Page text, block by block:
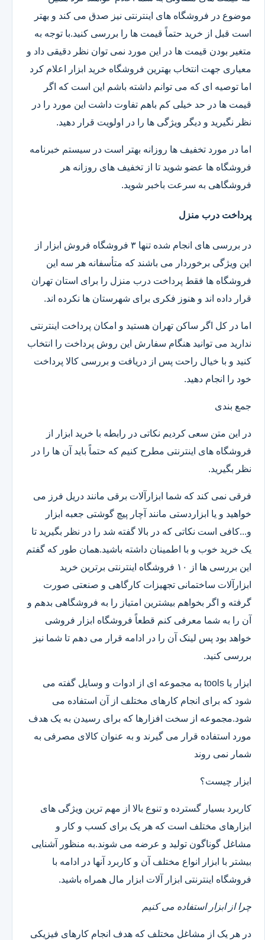
موضوع در فروشگاه های اینترنتی نیز صدق می کند و بهتر
است قبل از خرید حتماً قیمت ها را بررسی کنید.با توجه به
متغیر بودن قیمت ها در این مورد نمی توان نظر دقیقی داد و
معیاری جهت انتخاب بهترین فروشگاه خرید ابزار اعلام کرد
اما توصیه ای که می توانم داشته باشم این است که اگر
قیمت ها در حد خیلی کم باهم تفاوت داشت این مورد را در
نظر نگیرید و دیگر ویژگی ها را در اولویت قرار دهید.
اما در مورد تخفیف ها روزانه بهتر است در سیستم خبرنامه
فروشگاه ها عضو شوید تا از تخفیف های روزانه هر
فروشگاهی به سرعت باخبر شوید.
پرداخت درب منزل
در بررسی های انجام شده تنها ۳ فروشگاه فروش ابزار از
این ویژگی برخوردار می باشند که متأسفانه هر سه این
فروشگاه ها فقط پرداخت درب منزل را برای استان تهران
قرار داده اند و هنوز فکری برای شهرستان ها نکرده اند.
اما در کل اگر ساکن تهران هستید و امکان پرداخت اینترنتی
ندارید می توانید هنگام سفارش این روش پرداخت را انتخاب
کنید و با خیال راحت پس از دریافت و بررسی کالا پرداخت
خود را انجام دهید.
جمع بندی
در این متن سعی کردیم نکاتی در رابطه با خرید ابزار از
فروشگاه های اینترنتی مطرح کنیم که حتماً باید آن ها را در
نظر بگیرید.
فرقی نمی کند که شما ابزارآلات برقی مانند دریل فرز می
خواهید و یا ابزاردستی مانند آچار پیچ گوشتی جعبه ابزار
و...کافی است نکاتی که در بالا گفته شد را در نظر بگیرید تا
یک خرید خوب و با اطمینان داشته باشید.همان طور که گفتم
این بررسی ها از ۱۰ فروشگاه اینترنتی برترین خرید
ابزارآلات ساختمانی تجهیزات کارگاهی و صنعتی صورت
گرفته و اگر بخواهم بیشترین امتیاز را به فروشگاهی بدهم و
آن را به شما معرفی کنم قطعاً فروشگاه ابزار فروشی
خواهد بود پس لینک آن را در ادامه قرار می دهم تا شما نیز
بررسی کنید.
ابزار یا tools به مجموعه ای از ادوات و وسایل گفته می
شود که برای انجام کارهای مختلف از آن استفاده می
شود.مجموعه از سخت افزارها که برای رسیدن به یک هدف
مورد استفاده قرار می گیرند و به عنوان کالای مصرفی به
شمار نمی روند
ابزار چیست؟
کاربرد بسیار گسترده و تنوع بالا از مهم ترین ویژگی های
ابزارهای مختلف است که هر یک برای کسب و کار و
مشاغل گوناگون تولید و عرضه می شوند.به منظور آشنایی
بیشتر با ابزار انواع مختلف آن و کاربرد آنها در ادامه با
فروشگاه اینترنتی ابزار آلات ابزار مال همراه باشید.
چرا از ابزار استفاده می کنیم
در هر یک از مشاغل مختلف که هدف انجام کارهای فیزیکی